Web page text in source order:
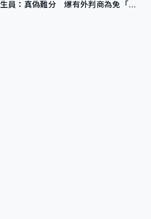
生員：真偽難分 爆有外判商為免「封